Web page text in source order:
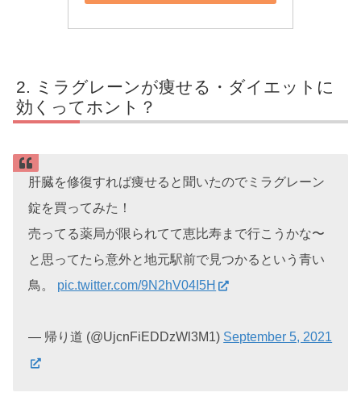
ミラグレーンが痩せる・ダイエットに
効くってホント？
肝臓を修復すれば痩せると聞いたのでミラグレーン
錠を買ってみた！
売ってる薬局が限られてて恵比寿まで行こうかな〜
と思ってたら意外と地元駅前で見つかるという青い
鳥。 pic.twitter.com/9N2hV04I5H
— 帰り道 (@UjcnFiEDDzWl3M1) September 5, 2021